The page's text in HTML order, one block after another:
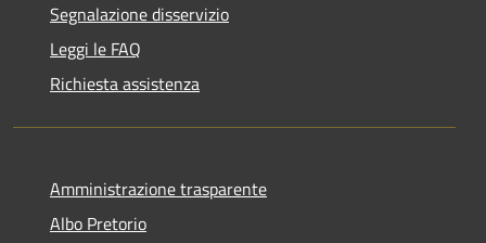
Segnalazione disservizio
Leggi le FAQ
Richiesta assistenza
Amministrazione trasparente
Albo Pretorio